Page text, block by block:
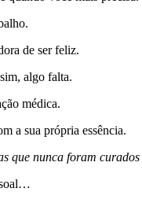
de ser feliz.
algo falta.
médica.
a sua própria essência.
que nunca foram